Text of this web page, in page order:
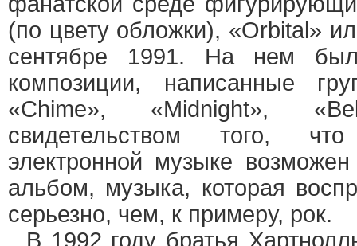
(по цвету обложки), «Orbital»
сентябре 1991. На нем
композиции, написанные
«Chime», «Midnight»,
свидетельством того,
электронной музыке
альбом, музыка, которая
серьезно, чем, к примеру, рок.
В 1992 году братья